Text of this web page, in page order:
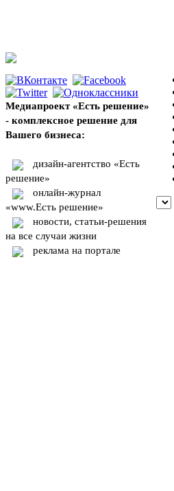
Медиапроект «Есть решение»
- комплексное решение для
Вашего бизнеса:
дизайн-агентство «Есть
решение»
онлайн-журнал
«www.Есть решение»
новости, статьи-решения
на все случаи жизни
реклама на портале